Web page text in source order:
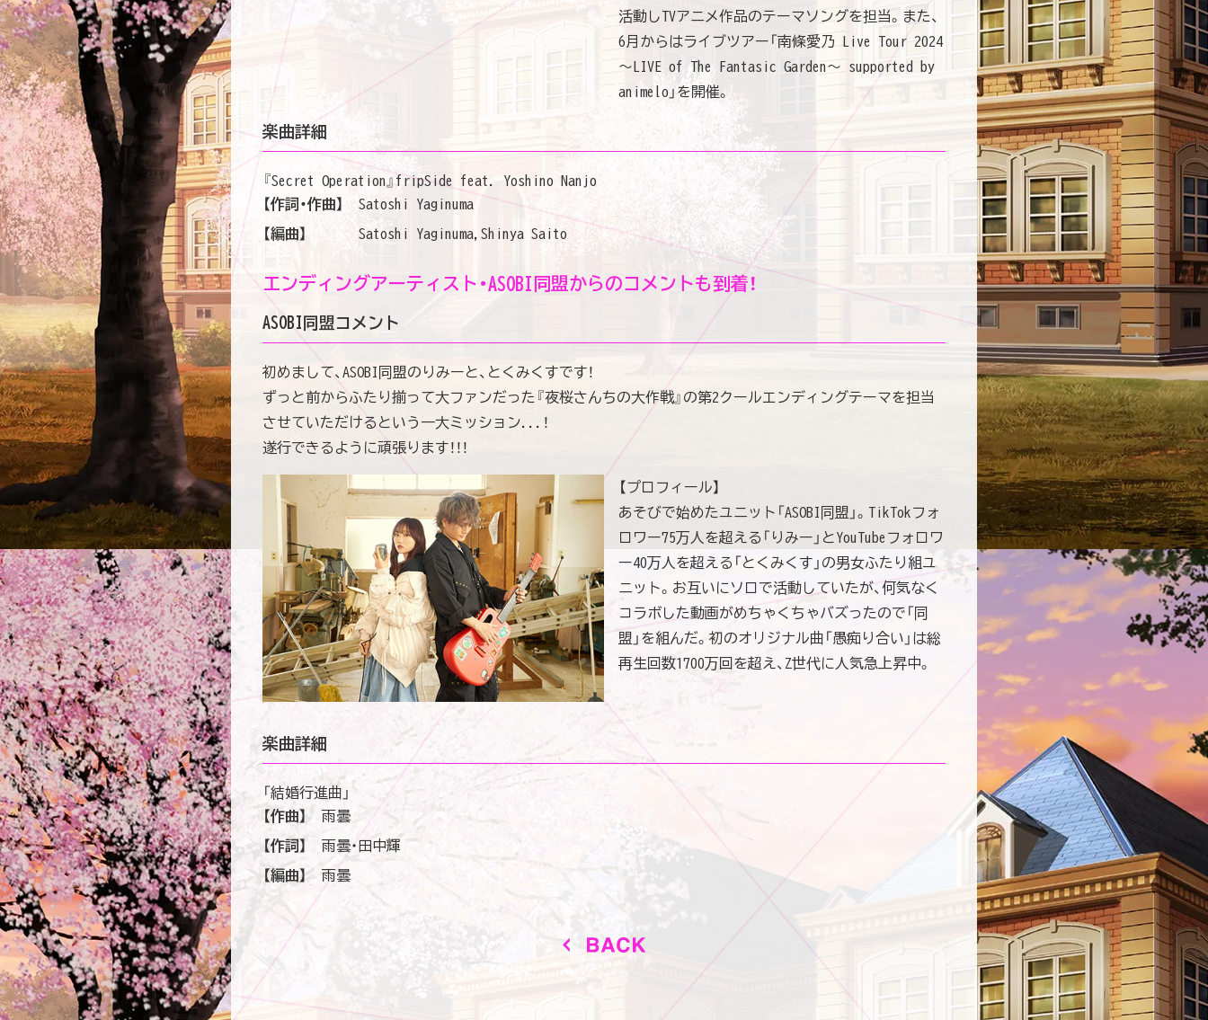
活動しTVアニメ作品のテーマソングを担当。また、
6月からはライブツアー「南條愛乃 Live Tour 2024
〜LIVE of The Fantasic Garden〜 supported by
animelo」を開催。
楽曲詳細
『Secret Operation』fripSide feat. Yoshino Nanjo
【作詞・作曲】
Satoshi Yaginuma
【編曲】 Satoshi Yaginuma,Shinya Saito
エンディングアーティスト・ ASOBI同盟からのコメントも到着！
ASOBI同盟コメント
初めまして、ASOBI同盟のりみーと、とくみくすです！
ずっと前からふたり揃って大ファンだった『夜桜さんちの大作戦』の第2クールエンディングテーマを担当
させていただけるという一大ミッション...！
遂行できるように頑張ります！！！
【プロフィール】
あそびで始めたユニット「ASOBI同盟」。TikTokフォ
ロワー75万⼈を超える「りみー」とYouTubeフォロワ
ー40万⼈を超える「とくみくす」の男⼥ふたり組ユ
ニット。お互いにソロで活動していたが、何気なく
コラボした動画がめちゃくちゃバズったので「同
盟」を組んだ。初のオリジナル曲「愚痴り合い」は総
再⽣回数1700万回を超え、Z世代に⼈気急上昇中。
楽曲詳細
「結婚行進曲」
【作曲】
雨曇
【作詞】 雨曇・田中輝
【編曲】 雨曇